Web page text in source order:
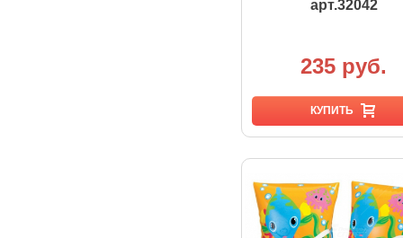
арт.32042
235 руб.
КУПИТЬ